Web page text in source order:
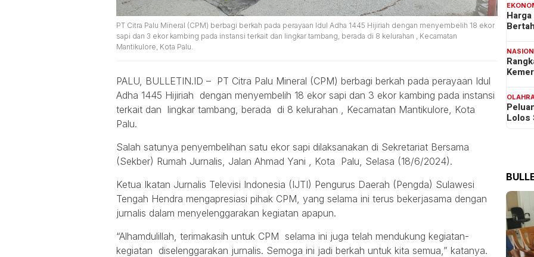
PT Citra Palu Mineral (CPM) berbagi berkah pada perayaan Idul Adha 1445 Hijiriah dengan menyembelih 18 ekor
sapi dan 3 ekor kambing pada instansi terkait dan lingkar tambang, berada di 8 kelurahan , Kecamatan
Mantikulore, Kota Palu.
PALU, BULLETIN.ID – PT Citra Palu Mineral (CPM) berbagi berkah pada perayaan Idul
Adha 1445 Hijiriah dengan menyembelih 18 ekor sapi dan 3 ekor kambing pada instansi
terkait dan lingkar tambang, berada di 8 kelurahan , Kecamatan Mantikulore, Kota
Palu.
Salah satunya penyembelihan satu ekor sapi dilaksanakan di Sekretariat Bersama
(Sekber) Rumah Jurnalis, Jalan Ahmad Yani , Kota Palu, Selasa (18/6/2024).
Ketua Ikatan Jurnalis Televisi Indonesia (IJTI) Pengurus Daerah (Pengda) Sulawesi
Tengah Hendra mengapresiasi pihak CPM, yang selama ini terus bekerjasama dengan
jurnalis dalam menyelenggarakan kegiatan apapun.
“Alhamdulillah, terimakasih untuk CPM selama ini juga telah mendukung kegiatan-
kegiatan diselenggarakan jurnalis. Semoga ini jadi berkah untuk kita semua,” katanya.
Lolos